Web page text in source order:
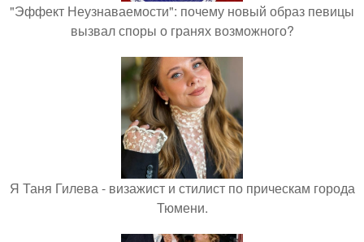
"Эффект Неузнаваемости": почему новый образ певицы
вызвал споры о гранях возможного?
Я Таня Гилева - визажист и стилист по прическам города
Тюмени.